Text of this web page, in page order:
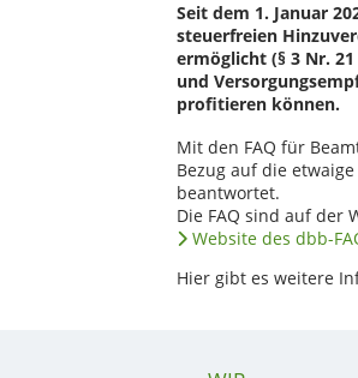
Seit dem 1. Januar
steuerfreien
ermöglicht (§ 3 Nr.
und
profitieren können.
Mit den FAQ für
Bezug auf die
beantwortet.
Die FAQ sind auf der
Website des dbb-
Hier gibt es weitere